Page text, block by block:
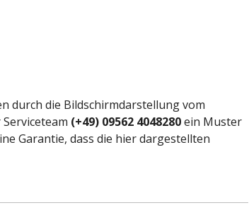
durch die Bildschirmdarstellung vom
(+49) 09562 4048280ein Muster
Garantie, dass die hier dargestellten